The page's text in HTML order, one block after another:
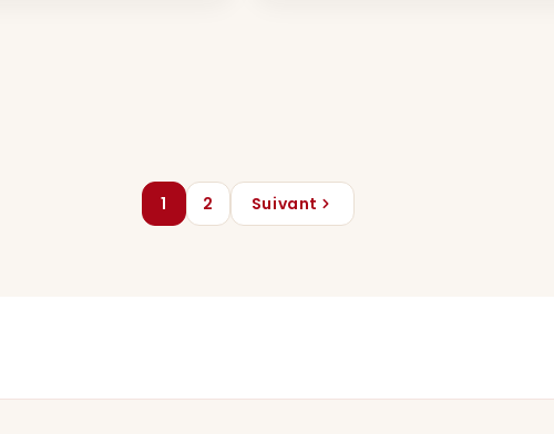
1 2 Suivant